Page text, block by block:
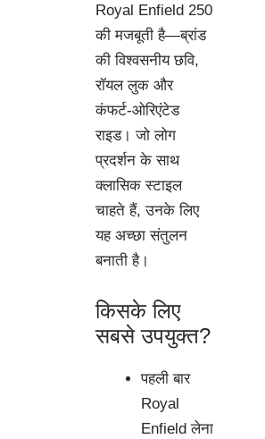
Royal Enfield 250
की मजबूती है—ब्रांड
की विश्वसनीय छवि,
रॉयल लुक और
कंफर्ट-ओरिएंटेड
राइड। जो लोग
प्रदर्शन के साथ
क्लासिक स्टाइल
चाहते हैं, उनके लिए
यह अच्छा संतुलन
बनाती है।
किसके लिए
सबसे उपयुक्त?
पहली बार
Royal
Enfield लेना